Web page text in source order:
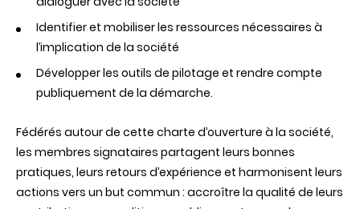
Identifier et mobiliser les ressources nécessaires à
l’implication de la société
Développer les outils de pilotage et rendre compte
publiquement de la démarche.
Fédérés autour de cette charte d’ouverture à la société,
les membres signataires partagent leurs bonnes
pratiques, leurs retours d’expérience et harmonisent leurs
actions vers un but commun : accroître la qualité de leurs